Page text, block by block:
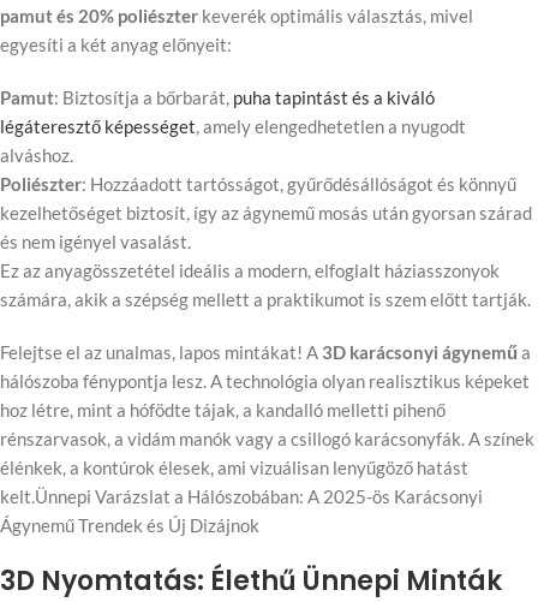
pamut és 20% poliészter keverék optimális választás, mivel
egyesíti a két anyag előnyeit:
Pamut: Biztosítja a bőrbarát, puha tapintást és a kiváló
légáteresztő képességet, amely elengedhetetlen a nyugodt
alváshoz.
Poliészter: Hozzáadott tartósságot, gyűrődésállóságot és könnyű
kezelhetőséget biztosít, így az ágynemű mosás után gyorsan szárad
és nem igényel vasalást.
Ez az anyagösszetétel ideális a modern, elfoglalt háziasszonyok
számára, akik a szépség mellett a praktikumot is szem előtt tartják.
Felejtse el az unalmas, lapos mintákat! A 3D karácsonyi ágynemű a
hálószoba fénypontja lesz. A technológia olyan realisztikus képeket
hoz létre, mint a hófödte tájak, a kandalló melletti pihenő
rénszarvasok, a vidám manók vagy a csillogó karácsonyfák. A színek
élénkek, a kontúrok élesek, ami vizuálisan lenyűgöző hatást
kelt.Ünnepi Varázslat a Hálószobában: A 2025-ös Karácsonyi
Ágynemű Trendek és Új Dizájnok
3D Nyomtatás: Élethű Ünnepi Minták